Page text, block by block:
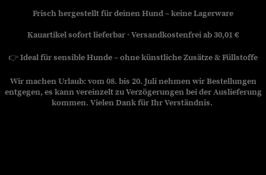
Frisch hergestellt für deinen Hund – keine Lagerware
Kauartikel sofort lieferbar · Versandkostenfrei ab 30,01 €
👉Ideal für sensible Hunde – ohne künstliche Zusätze & Füllstoffe
Wir machen Urlaub: vom 08. bis 20. Juli nehmen wir Bestellungen
entgegen, es kann vereinzelt zu Verzögerungen bei der Auslieferung
kommen. Vielen Dank für Ihr Verständnis.